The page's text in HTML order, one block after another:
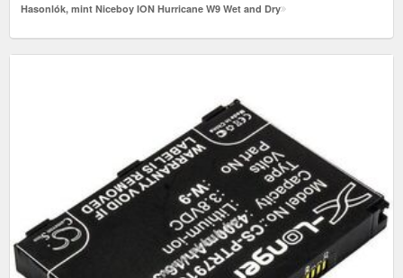
Hasonlók, mint Niceboy ION Hurricane W9 Wet and Dry